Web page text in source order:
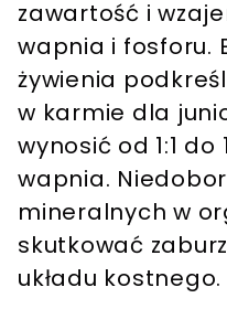
zawartość i
wapnia i fosforu.
żywienia
w karmie dla
wynosić od 1:1 do
wapnia.
mineralnych w
skutkować
układu kostnego.